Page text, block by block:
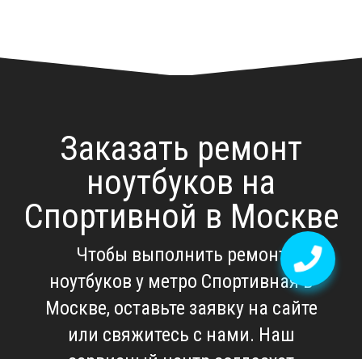
Заказать ремонт
ноутбуков на
Спортивной в Москве
Чтобы выполнить ремонт
ноутбуков у метро Спортивная в
Москве, оставьте заявку на сайте
или свяжитесь с нами. Наш